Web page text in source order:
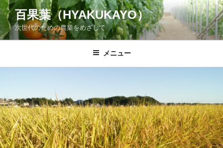
コ
ン
テ
ン
ッ
プ
百果葉（HYAKUKAYO）
次世代のための農業をめざして
メニュー